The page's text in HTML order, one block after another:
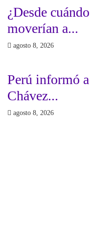
¿Desde
moverían a...
agosto 8, 2026
Perú informó
Chávez...
agosto 8, 2026